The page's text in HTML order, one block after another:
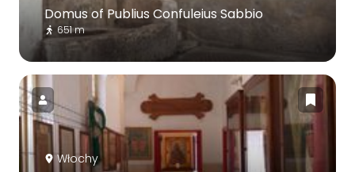
Domus of Publius Confuleius Sabbio
651 m
Włochy